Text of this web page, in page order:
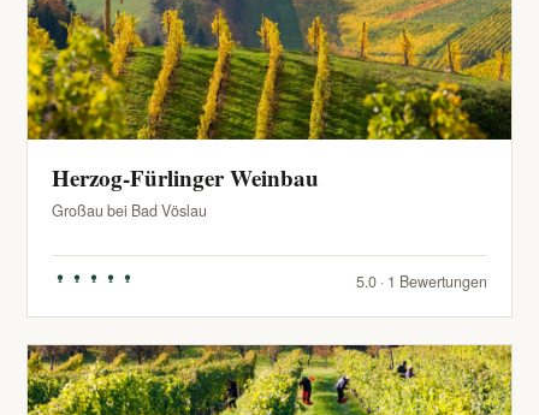
Herzog-Fürlinger Weinbau
Großau bei Bad Vöslau
5.0 · 1 Bewertungen